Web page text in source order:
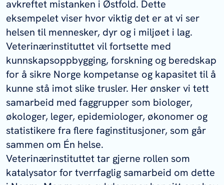
avkreftet mistanken i Østfold. Dette
eksempelet viser hvor viktig det er at vi ser
helsen til mennesker, dyr og i miljøet i lag.
Veterinærinstituttet vil fortsette med
kunnskapsoppbygging, forskning og beredskap
for å sikre Norge kompetanse og kapasitet til å
kunne stå imot slike trusler. Her ønsker vi tett
samarbeid med faggrupper som biologer,
økologer, leger, epidemiologer, økonomer og
statistikere fra flere faginstitusjoner, som går
sammen om Én helse.
Veterinærinstituttet tar gjerne rollen som
katalysator for tverrfaglig samarbeid om dette